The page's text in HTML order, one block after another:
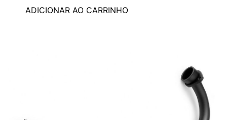
ADICIONAR AO CARRINHO